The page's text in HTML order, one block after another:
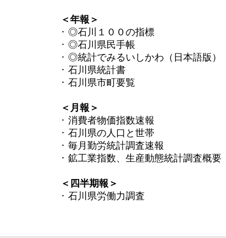
＜年報＞
･ ◎石川１００の指標
･ ◎石川県民手帳
･ ◎統計でみるいしかわ（日本語版）
･ 石川県統計書
･ 石川県市町要覧
＜月報＞
･ 消費者物価指数速報
･ 石川県の人口と世帯
･ 毎月勤労統計調査速報
･ 鉱工業指数、生産動態統計調査概要
＜四半期報＞
･ 石川県労働力調査